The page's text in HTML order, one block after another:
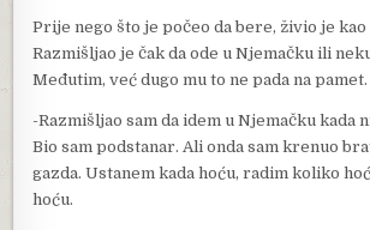
Prije nego što je počeo da bere, živio je
Razmišljao je čak da ode u Njemačku ili
Međutim, već dugo mu to ne pada na pamet.
-Razmišljao sam da idem u Njemačku kada
Bio sam podstanar. Ali onda sam krenuo
gazda. Ustanem kada hoću, radim koliko
hoću.